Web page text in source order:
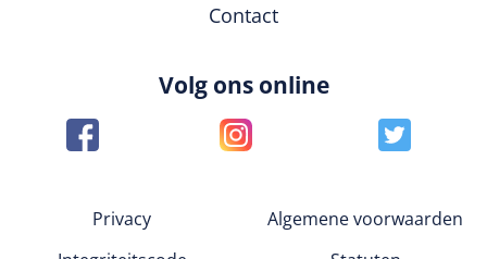
Contact
Volg ons online
Privacy
Algemene voorwaarden